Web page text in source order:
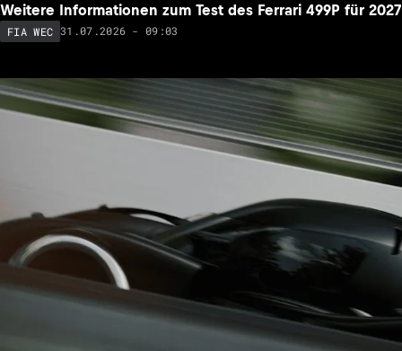
Weitere Informationen zum Test des Ferrari 499P für 2027
FIA WEC 31.07.2026 - 09:03